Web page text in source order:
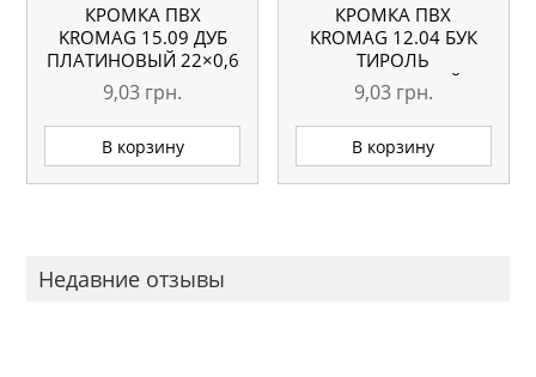
КРОМКА ПВХ
KROMAG 15.09 ДУБ
ПЛАТИНОВЫЙ 22×0,6
ММ
9,03 грн.
В корзину
КРОМКА ПВХ
KROMAG 12.04 БУК
ТИРОЛЬ
ШОКОЛАДНЫЙ
22×0,6 ММ
9,03 грн.
В корзину
Недавние отзывы